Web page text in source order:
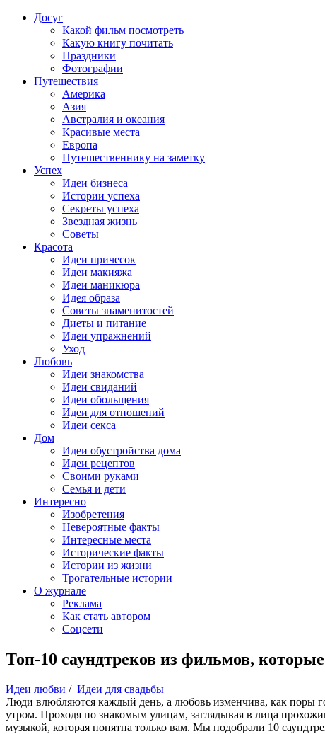
Досуг
Какой фильм посмотреть
Какую книгу почитать
Праздники
Фотографии
Путешествия
Америка
Азия
Австралия и океания
Красивые места
Европа
Путешественнику на заметку
Успех
Идеи бизнеса
Истории успеха
Секреты успеха
Звездная жизнь
Советы
Красота
Идеи причесок
Идеи макияжа
Идеи маникюра
Идея образа
Советы знаменитостей
Диеты и питание
Идеи упражнений
Уход
Любовь
Идеи знакомства
Идеи свиданий
Идеи обольщения
Идеи для отношений
Идеи секса
Дом
Идеи обустройства дома
Идеи рецептов
Своими руками
Семья и дети
Интересно
Изобретения
Невероятные факты
Интересные места
Исторические факты
Истории из жизни
Трогательные истории
О журнале
Реклама
Как стать автором
Соцсети
Топ-10 саундтреков из фильмов,
Идеи любви / Идеи для свадьбы
Люди влюбляются каждый день, а любовь изменчива, как поры
утром. Проходя по знакомым улицам, заглядывая в лица
музыкой, которая понятна только вам. Мы подобрали 10